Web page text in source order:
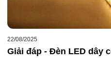
22/08/2025
Giải đáp - Đèn LED dây